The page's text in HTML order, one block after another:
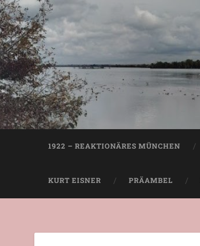
1922 – REAKTIONÄRES MÜNCHEN
KURT EISNER PRÄAMBEL